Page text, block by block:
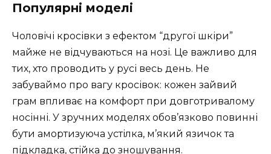
Популярні моделі
Чоловічі кросівки з ефектом “другої шкіри”
майже не відчуваються на нозі. Це важливо для
тих, хто проводить у русі весь день. Не
забуваймо про вагу кросівок: кожен зайвий
грам впливає на комфорт при довготривалому
носінні. У зручних моделях обов’язково повинні
бути амортизуюча устілка, м’який язичок та
підкладка, стійка до зношування.